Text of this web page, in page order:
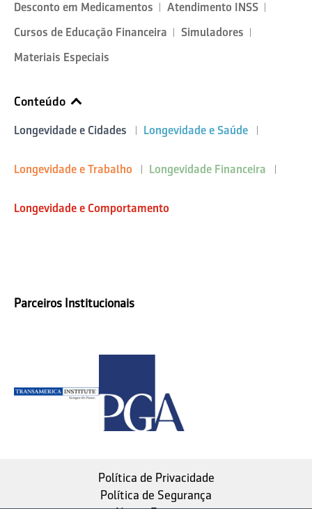
Desconto em Medicamentos
Atendimento INSS
Cursos de Educação Financeira
Simuladores
Materiais Especiais
Conteúdo
Longevidade e Cidades Longevidade e Saúde
Longevidade e Trabalho Longevidade Financeira
Longevidade e Comportamento
Parceiros Institucionais
Política de Privacidade
Política de Segurança